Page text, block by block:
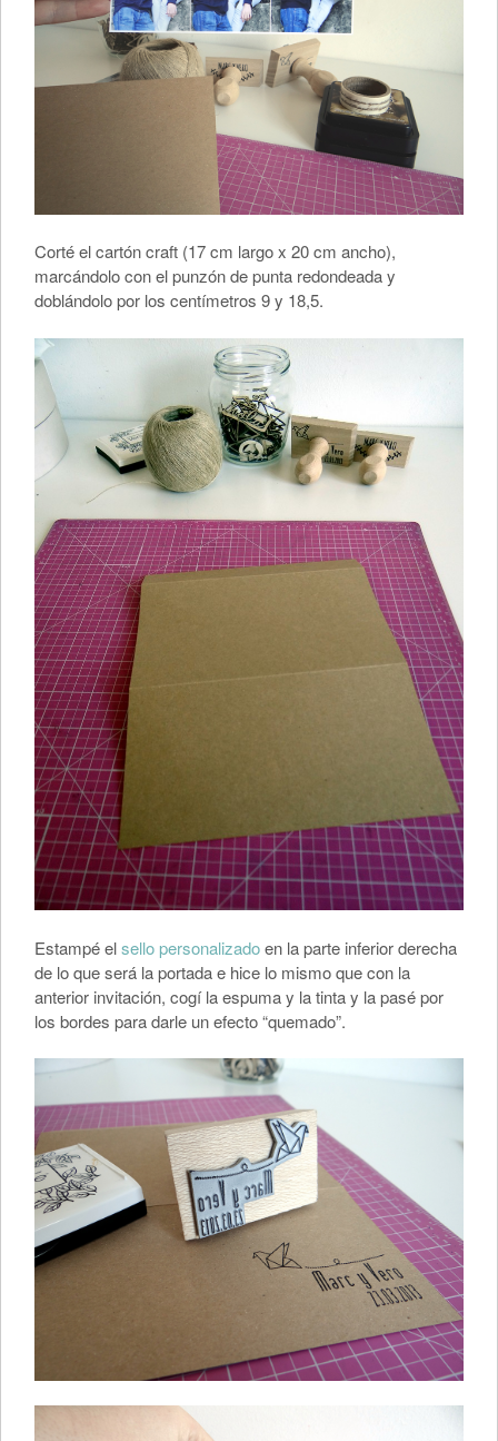
Corté el cartón craft (17 cm largo x 20 cm ancho),
marcándolo con el punzón de punta redondeada y
doblándolo por los centímetros 9 y 18,5.
Estampé elsello personalizadoen la parte inferior derecha
de lo que será la portada e hice lo mismo que con la
anterior invitación, cogí la espuma y la tinta y la pasé por
los bordes para darle un efecto “quemado”.